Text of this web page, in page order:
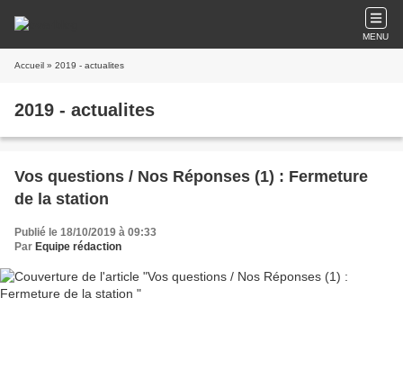
MENU
Accueil » 2019 - actualites
2019 - actualites
Vos questions / Nos Réponses (1) : Fermeture
de la station
Publié le 18/10/2019 à 09:33
Par Equipe rédaction